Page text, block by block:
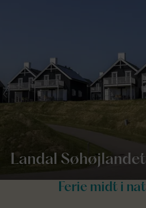
Landal Søhøjlandet